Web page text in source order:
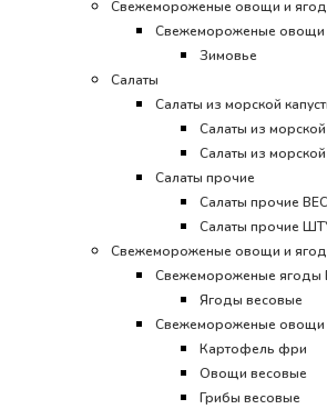
Свежемороженые овощи и
Свежемороженые овощи
Зимовье
Салаты
Салаты из морской
Салаты из
Салаты из
Салаты прочие
Салаты прочие
Салаты прочие
Свежемороженые овощи и
Свежемороженые ягоды
Ягоды весовые
Свежемороженые овощи
Картофель фри
Овощи весовые
Грибы весовые